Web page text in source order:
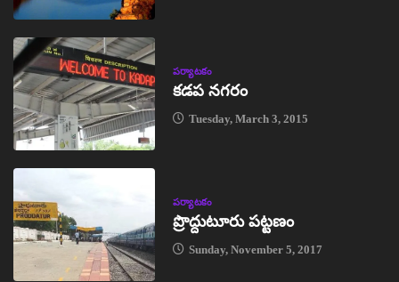
పర్యాటకం
కడప నగరం
Tuesday, March 3, 2015
పర్యాటకం
ప్రొద్దుటూరు పట్టణం
Sunday, November 5, 2017